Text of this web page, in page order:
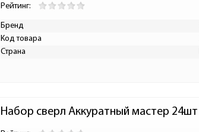
Рейтинг:
Бренд
Код товара
Страна
Набор сверл Аккуратный мастер